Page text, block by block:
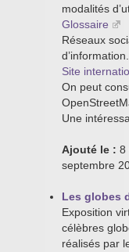
modalités
Glossaire
Réseaux
d’information.
Site
On peut
Une
Ajouté le : 8
septembre
Les globes
Exposition
célèbres
réalisés par